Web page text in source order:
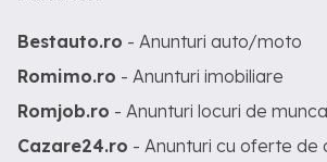
Bestauto.ro - Anunturi auto/moto
Romimo.ro - Anunturi imobiliare
Romjob.ro - Anunturi locuri de munca
Cazare24.ro - Anunturi cu oferte de